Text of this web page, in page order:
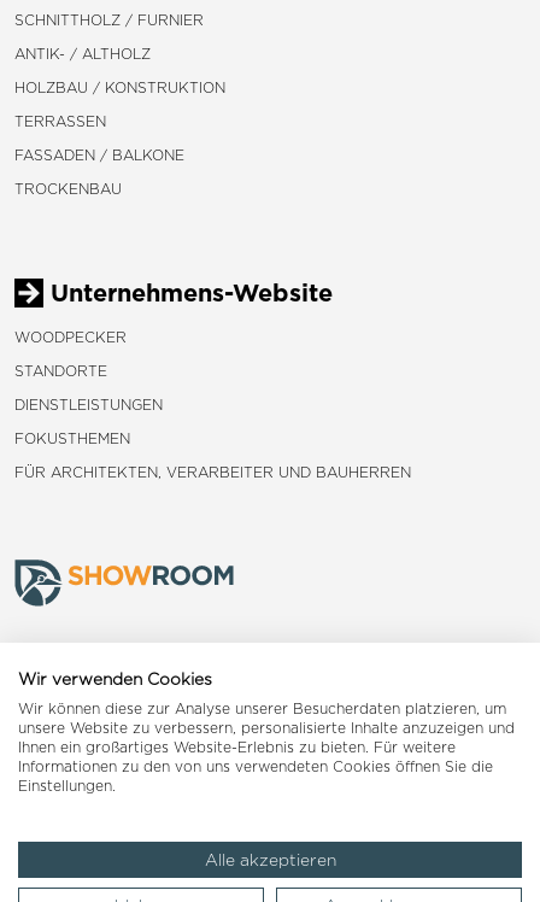
SCHNITTHOLZ / FURNIER
ANTIK- / ALTHOLZ
HOLZBAU / KONSTRUKTION
TERRASSEN
FASSADEN / BALKONE
TROCKENBAU
Unternehmens-Website
WOODPECKER
STANDORTE
DIENSTLEISTUNGEN
FOKUSTHEMEN
FÜR ARCHITEKTEN, VERARBEITER UND BAUHERREN
Landquart
Reiden
Impressum AGB Datenschutzerklärung
Wir verwenden Cookies
Wir können diese zur Analyse unserer Besucherdaten platzieren, um
unsere Website zu verbessern, personalisierte Inhalte anzuzeigen und
Ihnen ein großartiges Website-Erlebnis zu bieten. Für weitere
Informationen zu den von uns verwendeten Cookies öffnen Sie die
Einstellungen.
Alle akzeptieren